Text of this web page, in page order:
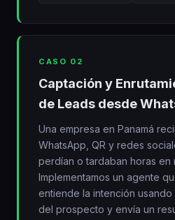
CASO 02
Captación y
de Leads desde
Una empresa en Panamá
WhatsApp, QR y redes
perdían o tardaban horas en
Implementamos un agente
entiende la intención
del prospecto y envía un